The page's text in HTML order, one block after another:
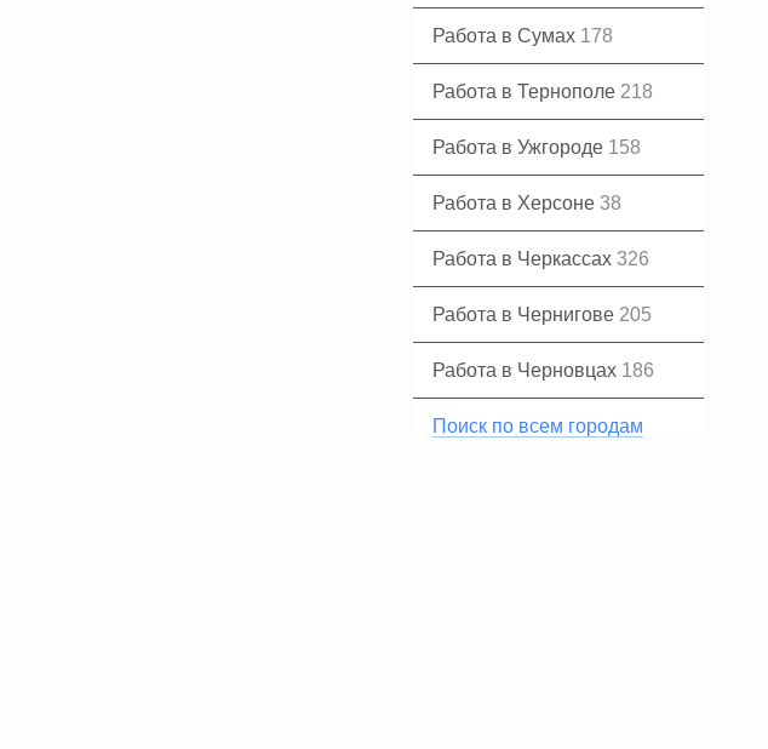
Работа в Сумах 178
Работа в Тернополе 218
Работа в Ужгороде 158
Работа в Херсоне 38
Работа в Черкассах 326
Работа в Чернигове 205
Работа в Черновцах 186
Поиск по всем городам